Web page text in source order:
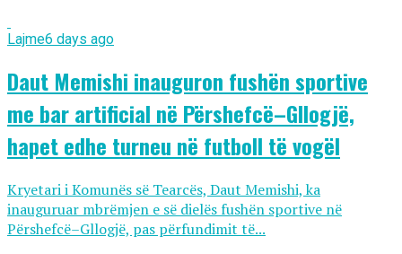
Lajme6 days ago
Daut Memishi inauguron fushën sportive
me bar artificial në Përshefcë–Gllogjë,
hapet edhe turneu në futboll të vogël
Kryetari i Komunës së Tearcës, Daut Memishi, ka
inauguruar mbrëmjen e së dielës fushën sportive në
Përshefcë–Gllogjë, pas përfundimit të...